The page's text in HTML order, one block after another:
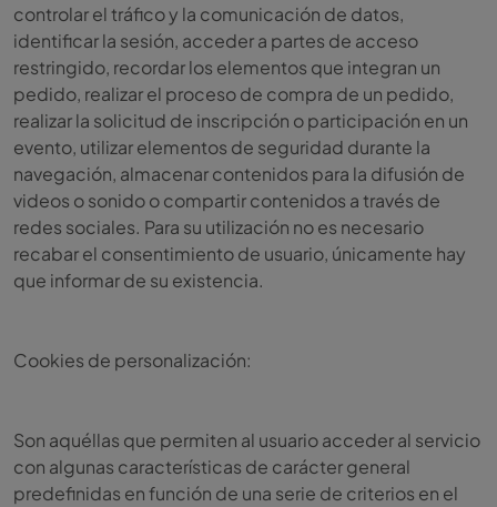
controlar el tráfico y la comunicación de datos,
identificar la sesión, acceder a partes de acceso
restringido, recordar los elementos que integran un
pedido, realizar el proceso de compra de un pedido,
realizar la solicitud de inscripción o participación en un
evento, utilizar elementos de seguridad durante la
navegación, almacenar contenidos para la difusión de
videos o sonido o compartir contenidos a través de
redes sociales. Para su utilización no es necesario
recabar el consentimiento de usuario, únicamente hay
que informar de su existencia.
Cookies de personalización:
Son aquéllas que permiten al usuario acceder al servicio
con algunas características de carácter general
predefinidas en función de una serie de criterios en el